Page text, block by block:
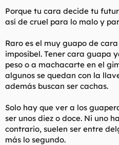
Porque tu cara decide tu
así de cruel para lo malo y
Raro es el muy guapo de
imposibel. Tener cara guapa
peso o a machacarte en el
algunos se quedan con la
además buscan ser cachas.
Solo hay que ver a los
ser unos diez o doce. Ni uno
contrario, suelen ser entre
más lo segundo.